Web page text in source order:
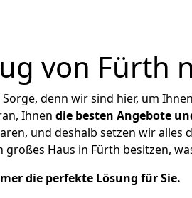
von Fürth
denn wir sind hier, um
Ihnen die besten Angebote
und deshalb setzen wir alles
Haus in Fürth besitzen,
die perfekte Lösung für Sie.